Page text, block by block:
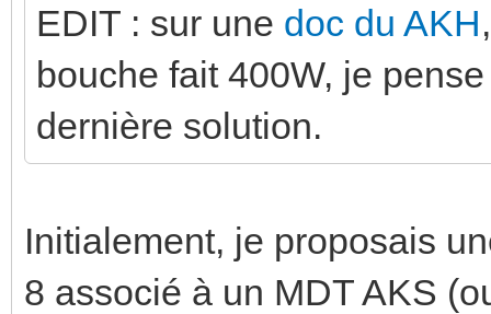
EDIT : sur une doc du AKH
bouche fait 400W, je
dernière solution.
Initialement, je proposais
8 associé à un MDT AKS